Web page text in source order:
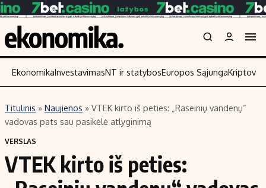
Turinys
Naujienos
Aplinka
Skaitykite
Įmonės
Žemės ūkis
EkonomikaInvestavimasNT ir statybosEuropos Sąjunga
Titulinis » Naujienos » VTEK kirto iš peties: „Raseinių vandenų“
vadovas pats sau pasikėlė atlyginimą
VERSLAS
VTEK kirto iš peties: